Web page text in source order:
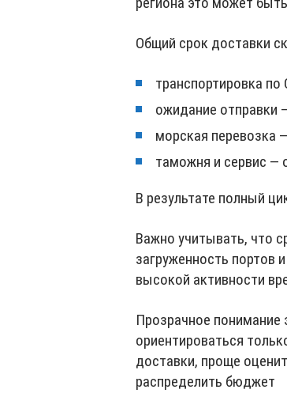
Общий срок доставки
транспортировка
ожидание отправки
морская перевозка
таможня и сервис —
В результате полный
Важно учитывать, что
загруженность портов
высокой активности
Прозрачное понимание
ориентироваться
доставки, проще
распределить бюджет